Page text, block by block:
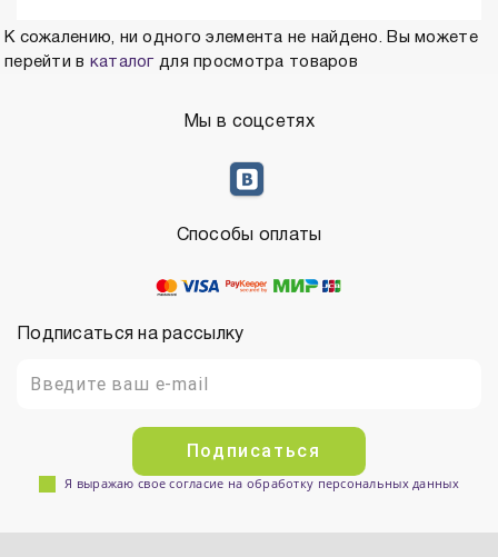
К сожалению, ни одного элемента не найдено. Вы можете
перейти в каталог для просмотра товаров
Мы в соцсетях
Подписаться на рассылку
Подписаться
Я выражаю свое согласие на обработку персональных данных
Способы оплаты